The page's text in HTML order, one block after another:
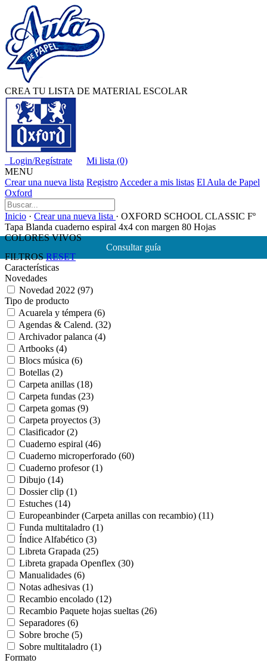
CREA TU LISTA DE MATERIAL ESCOLAR
Login/Regístrate
Mi lista (0)
MENU
Crear una nueva lista Registro Acceder a mis listas El Aula de Papel
Oxford
Inicio · Crear una nueva lista · OXFORD SCHOOL CLASSIC Fº
Tapa Blanda cuaderno espiral 4x4 con margen 80 Hojas
COLORES VIVOS
Consultar guía
FILTROS RESET
Características
Novedades
Novedad 2022 (97)
Tipo de producto
Acuarela y témpera (6)
Agendas & Calend. (32)
Archivador palanca (4)
Artbooks (4)
Blocs música (6)
Botellas (2)
Carpeta anillas (18)
Carpeta fundas (23)
Carpeta gomas (9)
Carpeta proyectos (3)
Clasificador(2)
Cuaderno espiral (46)
Cuaderno microperforado (60)
Cuaderno profesor(1)
Dibujo (14)
Dossier clip (1)
Estuches (14)
Europeanbinder (Carpeta anillas con recambio) (11)
Funda multitaladro (1)
Índice Alfabético (3)
Libreta Grapada (25)
Libreta grapada Openflex (30)
Manualidades (6)
Notas adhesivas (1)
Recambio encolado (12)
Recambio Paquete hojas sueltas (26)
Separadores (6)
Sobre broche (5)
Sobre multitaladro (1)
Formato